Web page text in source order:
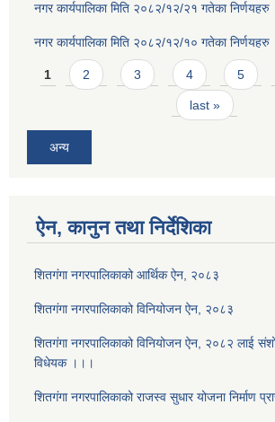
नगर कार्यपालिका मिति २०८२/१२/२१ गतेका निर्णयहरु
नगर कार्यपालिका मिति २०८२/१२/१० गतेका निर्णयहरु
Pages
1 2 3 4 5
last »
अन्य
ऐन, कानुन तथा निर्देशिका
शितगंगा नगरपालिकाको आर्थिक ऐन, २०८३
शितगंगा नगरपालिकाको विनियोजन ऐन, २०८३
शितगंगा नगरपालिकाको विनियोजन ऐन, २०८२ लाई
विधेयक ।।।
शितगंगा नगरपालिकाको राजस्व सुधार योजना निर्माण